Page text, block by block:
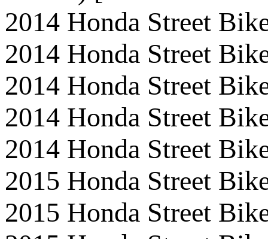
2014 Honda Street
2014 Honda Street
2014 Honda Street
2014 Honda Street
2014 Honda Street
2015 Honda Street
2015 Honda Street